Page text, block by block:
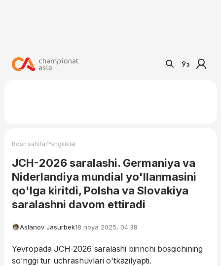
Ўз
Bosh sahifa/Yangiliklar
JCH-2026 saralashi. Germaniya va
Niderlandiya mundial yo'llanmasini
qo'lga kiritdi, Polsha va Slovakiya
saralashni davom ettiradi
Aslanov Jasurbek18 noya 2025, 04:38
Yevropada JCH-2026 saralashi birinchi bosqichining
so'nggi tur uchrashuvlari o'tkazilyapti.